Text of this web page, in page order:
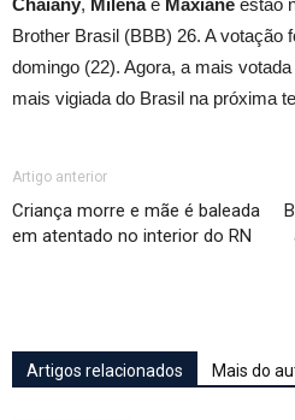
Chaiany, Milenae Maxiane estão
Brother Brasil (BBB) 26. A votação
domingo (22). Agora, a mais
mais vigiada do Brasil na próxima
Artigo anterior
Criança morre e mãe é baleada
em atentado no interior do RN
Artigos relacionados Mais do